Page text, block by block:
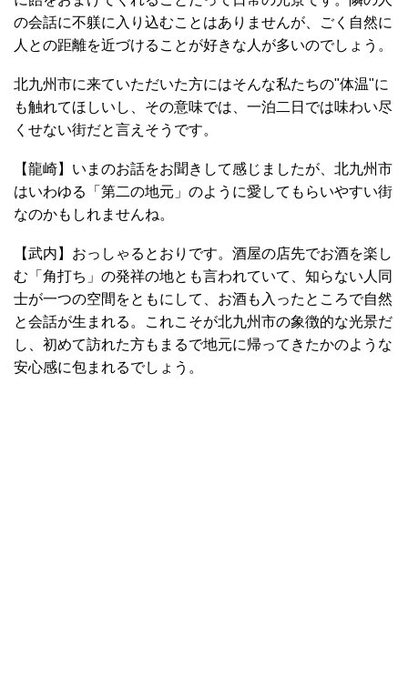
の会話に不躾に入り込むことはありませんが、ごく自然に
人との距離を近づけることが好きな人が多いのでしょう。
北九州市に来ていただいた方にはそんな私たちの"体温"に
も触れてほしいし、その意味では、一泊二日では味わい尽
くせない街だと言えそうです。
【龍崎】いまのお話をお聞きして感じましたが、北九州市
はいわゆる「第二の地元」のように愛してもらいやすい街
なのかもしれませんね。
【武内】おっしゃるとおりです。酒屋の店先でお酒を楽し
む「角打ち」の発祥の地とも言われていて、知らない人同
士が一つの空間をともにして、お酒も入ったところで自然
と会話が生まれる。これこそが北九州市の象徴的な光景だ
し、初めて訪れた方もまるで地元に帰ってきたかのような
安心感に包まれるでしょう。